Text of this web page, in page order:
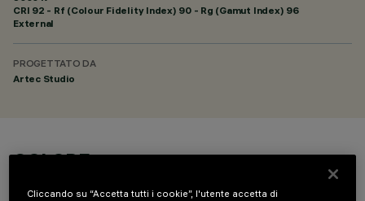
CRI 92 - Rf (Colour Fidelity Index) 90 - Rg (Gamut Index) 96
External
PROGETTATO DA
Artec Studio
COLORE
Cliccando su “Accetta tutti i cookie”, l'utente accetta di